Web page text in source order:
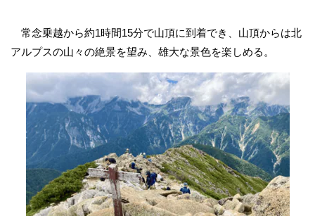
常念乗越から約1時間15分で山頂に到着でき、山頂からは北
アルプスの山々の絶景を望み、雄大な景色を楽しめる。